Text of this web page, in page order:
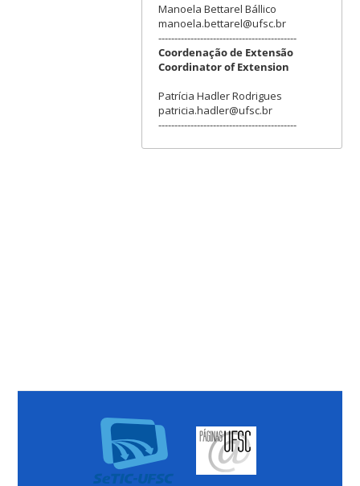
Manoela Bettarel Bállico
manoela.bettarel@ufsc.br
-------------------------------------------
Coordenação de Extensão
Coordinator of Extension
Patrícia Hadler Rodrigues
patricia.hadler@ufsc.br
-------------------------------------------